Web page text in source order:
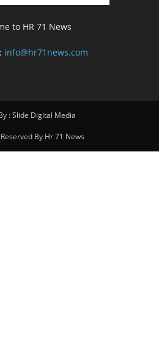
to HR 71 News
info@hr71news.com
: Slide Digital Media
By Hr 71 News